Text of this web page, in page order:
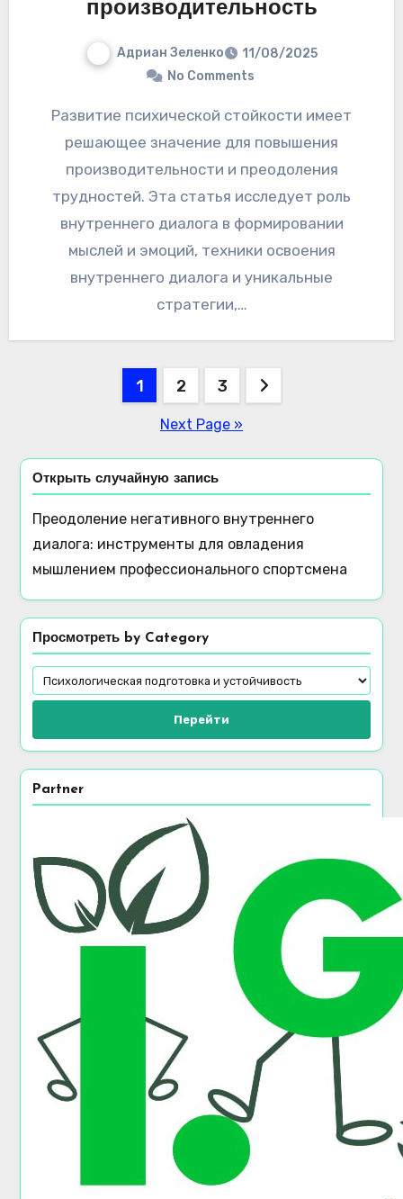
производительность
Адриан Зеленко
11/08/2025
No Comments
Развитие психической стойкости имеет
решающее значение для повышения
производительности и преодоления
трудностей. Эта статья исследует роль
внутреннего диалога в формировании
мыслей и эмоций, техники освоения
внутреннего диалога и уникальные
стратегии,…
1 2 3
Next Page »
Открыть случайную запись
Преодоление негативного внутреннего
диалога: инструменты для овладения
мышлением профессионального спортсмена
Просмотреть by Category
Перейти
Partner